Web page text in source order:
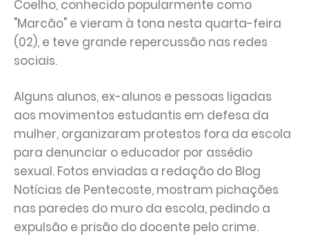
Coelho, conhecido popularmente como
"Marcão" e vieram à tona nesta quarta-feira
(02), e teve grande repercussão nas redes
sociais.
Alguns alunos, ex-alunos e pessoas ligadas
aos movimentos estudantis em defesa da
mulher, organizaram protestos fora da escola
para denunciar o educador por assédio
sexual. Fotos enviadas a redação do Blog
Notícias de Pentecoste, mostram pichações
nas paredes do muro da escola, pedindo a
expulsão e prisão do docente pelo crime.